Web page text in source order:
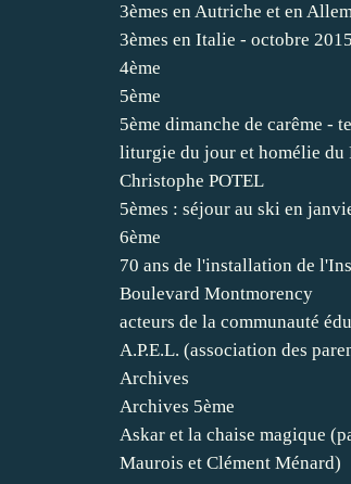
3èmes en Autriche et en
3èmes en Italie - octobre 2015
4ème
5ème
5ème dimanche de carême -
liturgie du jour et homélie du
Christophe POTEL
5èmes : séjour au ski en
6ème
70 ans de l'installation de
Boulevard Montmorency
acteurs de la communauté
A.P.E.L. (association des
Archives
Archives 5ème
Askar et la chaise magique
Maurois et Clément Ménard)